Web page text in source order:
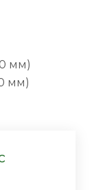
мм)
мм)